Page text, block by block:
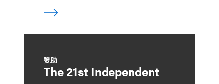
赞助
The 21st Independent